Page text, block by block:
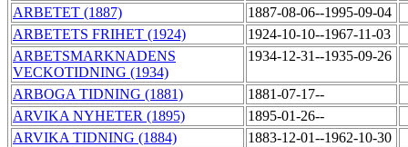
ARBETET (1887)
1887-08-06--1995-09-04
ARBETETS FRIHET (1924)
1924-10-10--1967-11-03
ARBETSMARKNADENS
VECKOTIDNING (1934)
1934-12-31--1935-09-26
ARBOGA TIDNING (1881)
1881-07-17--
ARVIKA NYHETER (1895)
1895-01-26--
ARVIKA TIDNING (1884)
1883-12-01--1962-10-30